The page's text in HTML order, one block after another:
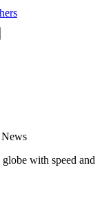
with speed and